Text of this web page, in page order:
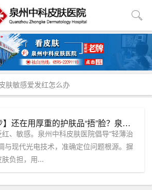
肤敏感爱发红怎么办
【夏日护肤第一步】还在用厚重的护肤品“捂”脸？泉州中科皮肤医院教你轻薄治「红脸」。
、敏感。泉州中科皮肤医院倡导“轻薄治
与现代光电技术，准确定位问题根源。摒
负担，用...